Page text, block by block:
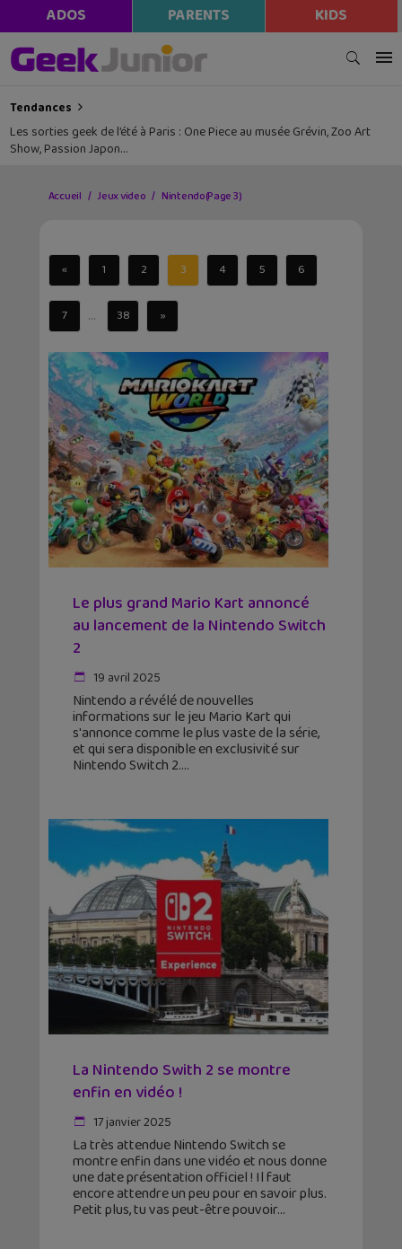
ADOS PARENTS KIDS
Tendances
Les sorties geek de l’été à Paris : One Piece au musée Grévin, Zoo Art
Show, Passion Japon…
Accueil Jeux video Nintendo(Page 3)
« 1 2 3 4 5 6
7 ... 38 »
Le plus grand Mario Kart annoncé
au lancement de la Nintendo Switch
2
19 avril 2025
Nintendo a révélé de nouvelles
informations sur le jeu Mario Kart qui
s'annonce comme le plus vaste de la série,
et qui sera disponible en exclusivité sur
Nintendo Switch 2.
La Nintendo Swith 2 se montre
enfin en vidéo !
17 janvier 2025
La très attendue Nintendo Switch se
montre enfin dans une vidéo et nous donne
une date présentation officiel ! Il faut
encore attendre un peu pour en savoir plus.
Petit plus, tu vas peut-être pouvoir